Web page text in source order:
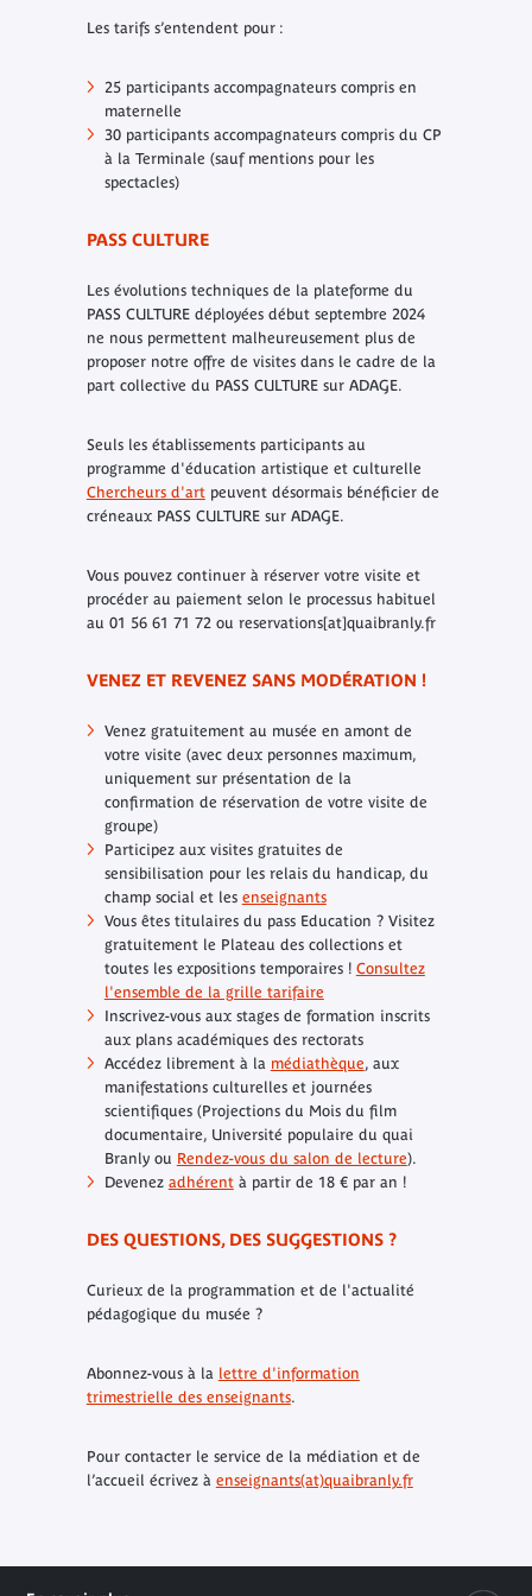
Les tarifs s’entendent pour :
25 participants accompagnateurs compris en
maternelle
30 participants accompagnateurs compris du CP
à la Terminale (sauf mentions pour les
spectacles)
PASS CULTURE
Les évolutions techniques de la plateforme du
PASS CULTURE déployées début septembre 2024
ne nous permettent malheureusement plus de
proposer notre offre de visites dans le cadre de la
part collective du PASS CULTURE sur ADAGE.
Seuls les établissements participants au
programme d'éducation artistique et culturelle
Chercheurs d'artpeuvent désormais bénéficier de
créneaux PASS CULTURE sur ADAGE.
Vous pouvez continuer à réserver votre visite et
procéder au paiement selon le processus habituel
au 01 56 61 71 72 ou reservations[at]quaibranly.fr
VENEZ ET REVENEZ SANS MODÉRATION !
Venez gratuitement au musée en amont de
votre visite (avec deux personnes maximum,
uniquement sur présentation de la
confirmation de réservation de votre visite de
groupe)
Participez aux visites gratuites de
sensibilisation pour les relais du handicap, du
champ social et les enseignants
Vous êtes titulaires du pass Education ? Visitez
gratuitement le Plateau des collections et
toutes les expositions temporaires ! Consultez
l'ensemble de la grille tarifaire
Inscrivez-vous aux stages de formation inscrits
aux plans académiques des rectorats
Accédez librement à la médiathèque, aux
manifestations culturelles et journées
scientifiques (Projections du Mois du film
documentaire, Université populaire du quai
Branly ou Rendez-vous du salon de lecture).
Devenez adhérentà partir de 18 € par an !
DES QUESTIONS, DES SUGGESTIONS ?
Curieux de la programmation et de l'actualité
pédagogique du musée ?
Abonnez-vous à la lettre d'information
trimestrielle des enseignants.
Pour contacter le service de la médiation et de
l’accueil écrivez à enseignants(at)quaibranly.fr